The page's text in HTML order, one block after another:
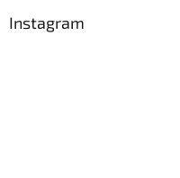
Instagram